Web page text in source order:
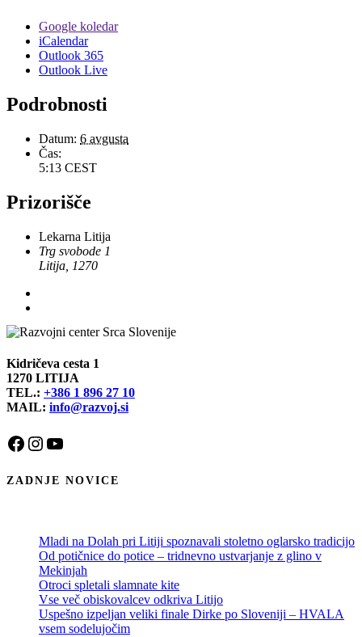
Google koledar
iCalendar
Outlook 365
Outlook Live
Podrobnosti
Datum: 6 avgusta
Čas:
5:13 CEST
Prizorišče
Lekarna Litija
Trg svobode 1
Litija 1270
Kidričeva cesta 1
1270 LITIJA
TEL.: +386 1 896 27 10
MAIL: info@razvoj.si
Facebook
Instagram
YouTube
ZADNJE NOVICE
Mladi na Dolah pri Litiji spoznavali stoletno oglarsko tradicijo
Od potičnice do potice – tridnevno ustvarjanje z glino v
Mekinjah
Otroci spletali slamnate kite
Vse več obiskovalcev odkriva Litijo
Uspešno izpeljan veliki finale Dirke po Sloveniji – HVALA
vsem sodelujočim